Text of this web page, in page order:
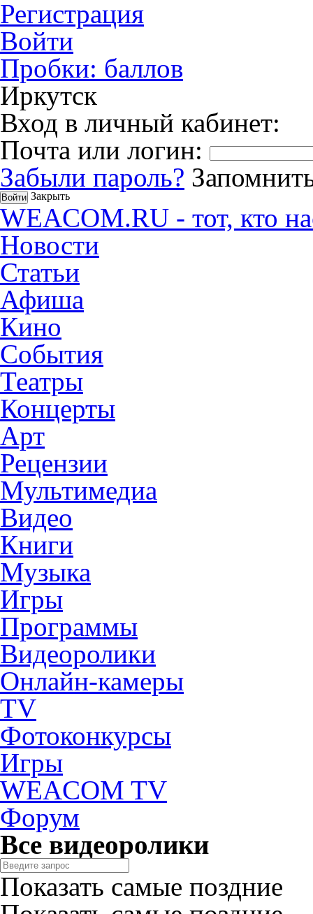
Регистрация
Войти
Пробки: баллов
Иркутск
Вход в личный кабинет:
Почта или логин:
Забыли пароль?
Закрыть
WEACOM.RU - тот, кто
Новости
Статьи
Афиша
Кино
События
Театры
Концерты
Арт
Рецензии
Мультимедиа
Видео
Книги
Музыка
Игры
Программы
Видеоролики
Онлайн-камеры
TV
Фотоконкурсы
Игры
WEACOM TV
Форум
Все видеоролики
Показать самые поздние